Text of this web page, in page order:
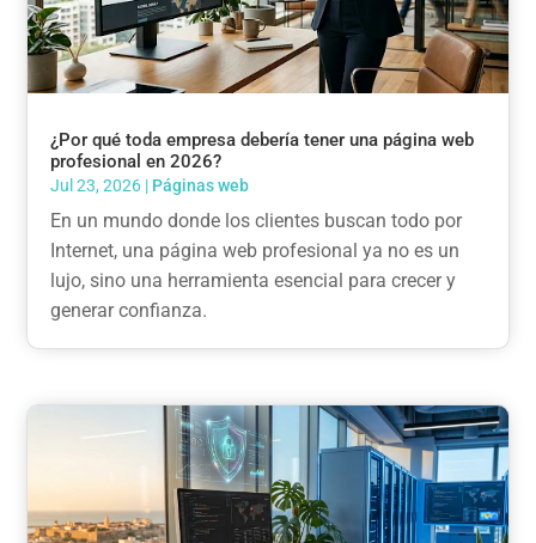
¿Por qué toda empresa debería tener una página web
profesional en 2026?
Jul 23, 2026 | Páginas web
En un mundo donde los clientes buscan todo por
Internet, una página web profesional ya no es un
lujo, sino una herramienta esencial para crecer y
generar confianza.